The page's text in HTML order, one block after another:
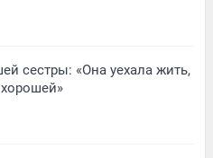
сестры: «Она уехала жить,